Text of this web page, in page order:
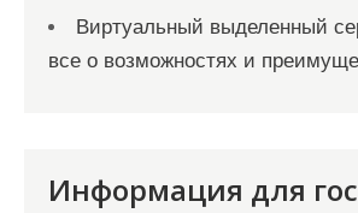
Виртуальный выделенный
все о возможностях и
Информация для